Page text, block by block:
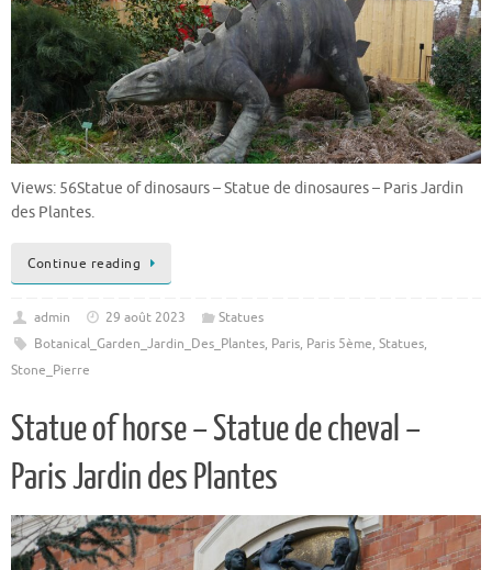
Views: 56Statue of dinosaurs – Statue de dinosaures – Paris Jardin
des Plantes.
Continue reading
admin 29 août 2023
Statues
Botanical_Garden_Jardin_Des_Plantes, Paris, Paris 5ème, Statues,
Stone_Pierre
Statue of horse – Statue de cheval –
Paris Jardin des Plantes